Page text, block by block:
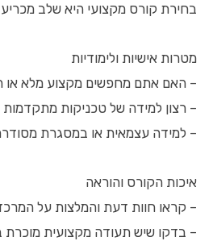
בחירת קורס מקצועי היא שלב
מטרות אישיות ולימודיות
– האם אתם מחפשים מקצוע מלא או
– רצון למידה של טכניקות
– למידה עצמאית או במסגרת
איכות הקורס והוראה
– קראו חוות דעת והמלצות על
– בדקו שיש תעודה מקצועית מוכרת